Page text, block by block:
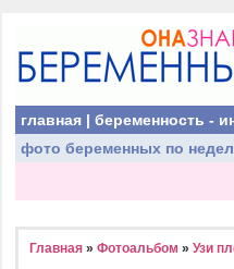
главная | беременность -
фото беременных по
Главная » Фотоальбом » Узи